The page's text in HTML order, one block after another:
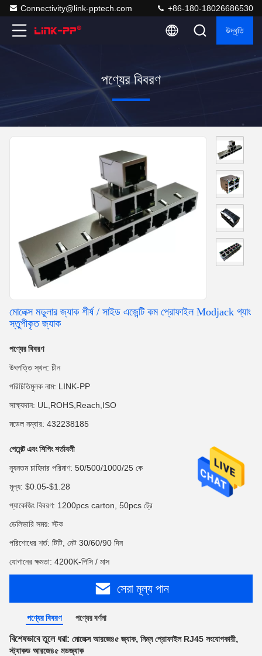
Connectivity@link-pptech.com +86-180-18026686530
উদ্ধৃতি
পণ্যের বিবরণ
মোলেক্স মডুলার জ্যাক শীর্ষ / সাইড এজেন্টি কম প্রোফাইল Modjack গ্যাং
স্তুপীকৃত জ্যাক
পণ্যের বিবরণ
উৎপত্তি স্থল: চীন
পরিচিতিমুলক নাম: LINK-PP
সাক্ষ্যদান: UL,ROHS,Reach,ISO
মডেল নম্বার: 432238185
পেমেন্ট এবং শিপিং শর্তাবলী
ন্যূনতম চাহিদার পরিমাণ: 50/500/1000/25 কে
মূল্য: $0.05-$1.28
প্যাকেজিং বিবরণ: 1200pcs carton, 50pcs ট্রে
ডেলিভারি সময়: স্টক
পরিশোধের শর্ত: টিটি, নেট 30/60/90 দিন
যোগানের ক্ষমতা: 4200K-পিসি / মাস
সেরা মূল্য পান
পণ্যের বিবরণ পণ্যের বর্ণনা
বিশেষভাবে তুলে ধরা: মোলেক্স আরজে৪৫ জ্যাক, নিম্ন প্রোফাইল RJ45 সংযোগকারী,
স্ট্যাকড আরজে৪৫ মডজ্যাক